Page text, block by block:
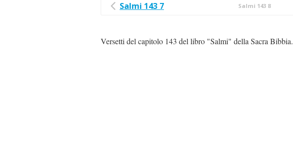
Salmi 143 7 Salmi 143 8
Versetti del capitolo 143 del libro "Salmi" della Sacra Bibbia.